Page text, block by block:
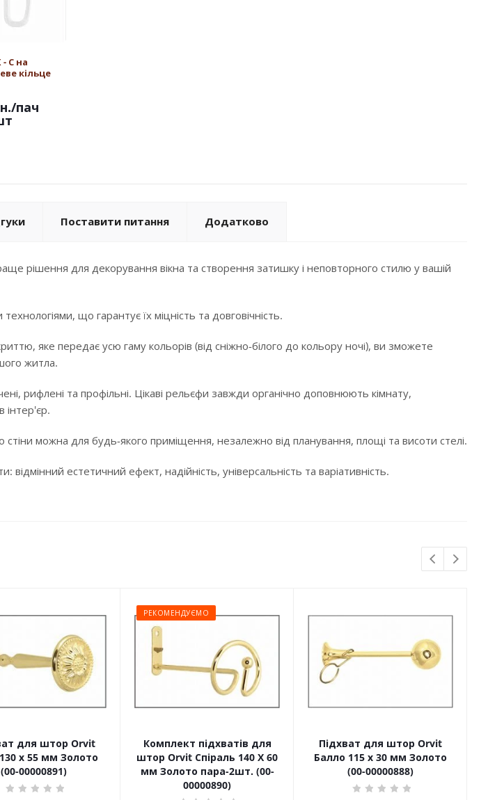
С на
кільце
/пач
Поставити питання Додатково
рішення для декорування вікна та створення затишку і неповторного стилю у вашій
що гарантує їх міцність та довговічність.
яке передає усю гаму кольорів (від сніжно-білого до кольору ночі), ви зможете
житла.
рифлені та профільні. Цікаві рельєфи завжди органічно доповнюють кімнату,
інтер'єр.
стіни можна для будь-якого приміщення, незалежно від планування, площі та висоти стелі.
відмінний естетичний ефект, надійність, універсальність та варіативність.
для штор Orvit
х 55 мм Золото
(00-00000891)
РЕКОМЕНДУЄМО
Комплект підхватів для
штор Orvit Спіраль 140 Х 60
мм Золото пара-2шт. (00-
00000890)
Підхват для штор Orvit
Балло 115 х 30 мм Золото
(00-00000888)